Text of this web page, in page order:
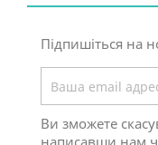
Підпишіться на
Ви зможете